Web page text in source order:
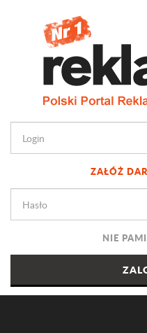
ZAŁÓŻ
NIE